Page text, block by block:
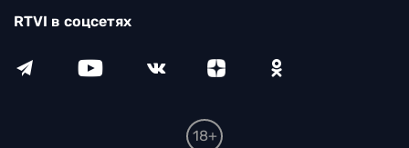
RTVI в соцсетях
18+